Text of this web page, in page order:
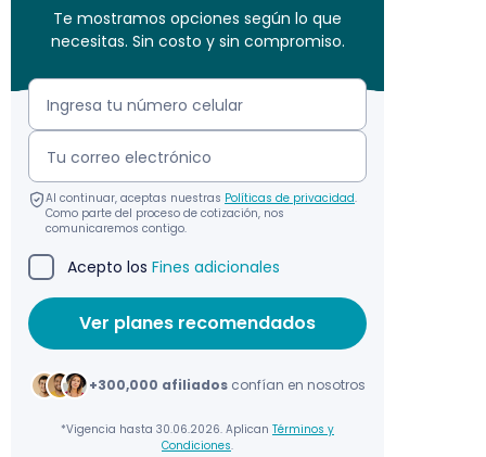
Te mostramos opciones según lo que
necesitas. Sin costo y sin compromiso.
Al continuar, aceptas nuestras Políticas de privacidad.
Como parte del proceso de cotización, nos
comunicaremos contigo.
Acepto los Fines adicionales
+300,000 afiliadosconfían en nosotros
*Vigencia hasta 30.06.2026. Aplican Términos y
Condiciones.